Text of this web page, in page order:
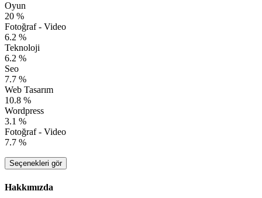
Oyun
20 %
Fotoğraf - Video
6.2 %
Teknoloji
6.2 %
Seo
7.7 %
Web Tasarım
10.8 %
Wordpress
3.1 %
Fotoğraf - Video
7.7 %
Seçenekleri gör
Hakkımızda